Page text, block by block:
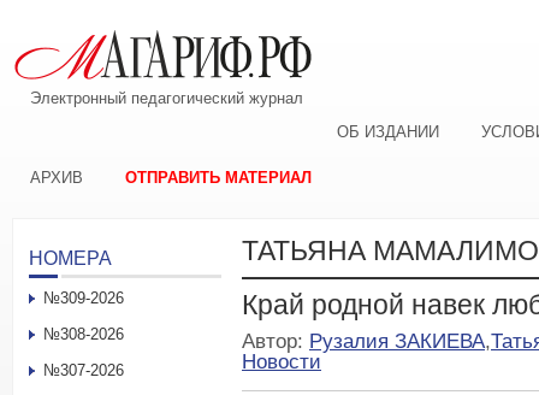
Электронный педагогический журнал
ОБ ИЗДАНИИ
АРХИВ ОТПРАВИТЬ МАТЕРИАЛ
ТАТЬЯНА
Край родной навек
Автор: Рузалия ЗАКИЕВА,
Новости
НОМЕРА
№309-2026
№308-2026
№307-2026